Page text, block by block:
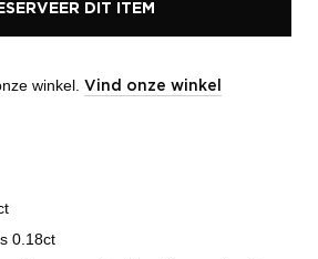
DIT ITEM
winkel. Vind onze winkel
0.18ct